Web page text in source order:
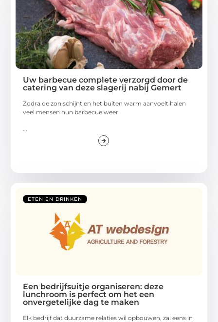
Uw barbecue complete verzorgd door de
catering van deze slagerij nabij Gemert
Zodra de zon schijnt en het buiten warm aanvoelt halen
veel mensen hun barbecue weer
ETEN EN DRINKEN
Een bedrijfsuitje organiseren: deze
lunchroom is perfect om het een
onvergetelijke dag te maken
Elk bedrijf dat duurzame relaties wil opbouwen, zal eens in